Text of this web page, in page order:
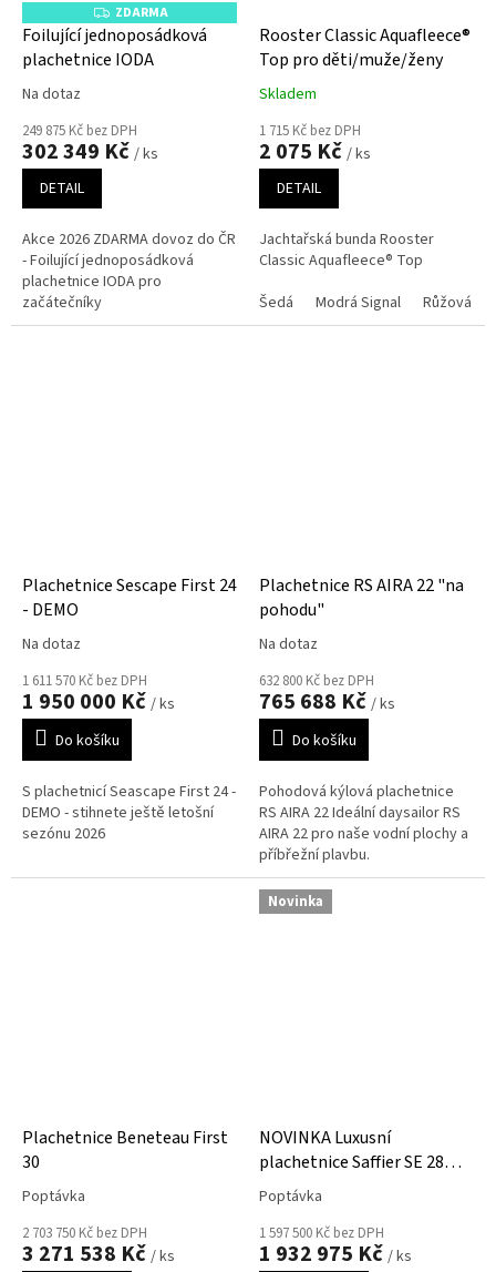
Z
D
A
R
ZDARMA
Foilující jednoposádková
plachetnice IODA
Na dotaz
249 875 Kč bez DPH
302 349 Kč / ks
DETAIL
Akce 2026 ZDARMA dovoz do ČR
- Foilující jednoposádková
plachetnice IODA pro
začátečníky
Rooster Classic Aquafleece®
Top pro děti/muže/ženy
Skladem
1 715 Kč bez DPH
2 075 Kč / ks
DETAIL
Jachtařská bunda Rooster
Classic Aquafleece® Top
Šedá
Modrá Signal Růžová
Plachetnice Sescape First 24
- DEMO
Na dotaz
1 611 570 Kč bez DPH
1 950 000 Kč / ks
Do košíku
S plachetnicí Seascape First 24 -
DEMO - stihnete ještě letošní
sezónu 2026
Plachetnice RS AIRA 22 "na
pohodu"
Na dotaz
632 800 Kč bez DPH
765 688 Kč / ks
Do košíku
Pohodová kýlová plachetnice
RS AIRA 22 Ideální daysailor RS
AIRA 22 pro naše vodní plochy a
příbřežní plavbu.
Plachetnice Beneteau First
30
Poptávka
2 703 750 Kč bez DPH
3 271 538 Kč / ks
Novinka
NOVINKA Luxusní
plachetnice Saffier SE 28
Leopard
Poptávka
1 597 500 Kč bez DPH
1 932 975 Kč / ks